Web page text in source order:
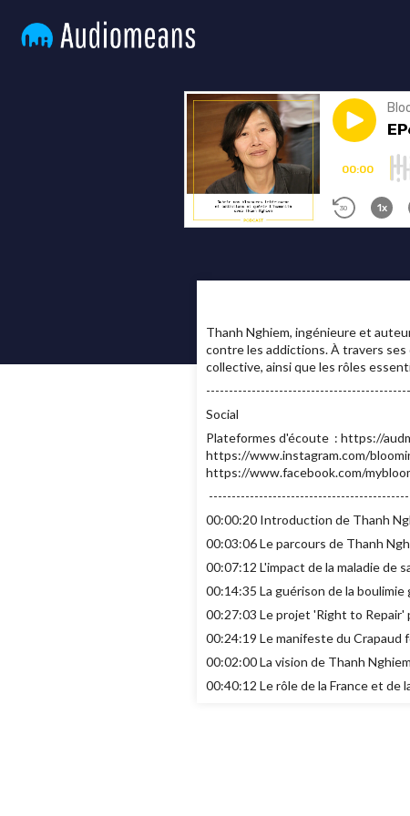
Thanh Nghiem, ingénieure et
contre les addictions. À travers
collective, ainsi que les rôles
Social
Plateformes d'écoute : https://
https://www.instagram.com/
https://www.facebook.com/
00:00:20 Introduction de Thanh
00:03:06 Le parcours de Thanh
00:07:12 L'impact de la maladie de
00:14:35 La guérison de la
00:27:03 Le projet 'Right to Repair'
00:24:19 Le manifeste du Crapaud
00:02:00 La vision de Thanh
00:40:12 Le rôle de la France et de